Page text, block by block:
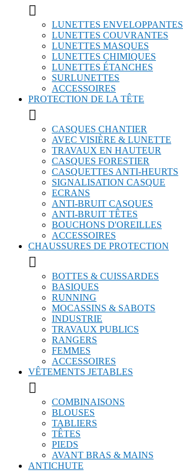

LUNETTES ENVELOPPANTES
LUNETTES COUVRANTES
LUNETTES MASQUES
LUNETTES CHIMIQUES
LUNETTES ÉTANCHES
SURLUNETTES
ACCESSOIRES
PROTECTION DE LA TÊTE

CASQUES CHANTIER
AVEC VISIÈRE & LUNETTE
TRAVAUX EN HAUTEUR
CASQUES FORESTIER
CASQUETTES ANTI-HEURTS
SIGNALISATION CASQUE
ECRANS
ANTI-BRUIT CASQUES
ANTI-BRUIT TÊTES
BOUCHONS D'OREILLES
ACCESSOIRES
CHAUSSURES DE PROTECTION

BOTTES & CUISSARDES
BASIQUES
RUNNING
MOCASSINS & SABOTS
INDUSTRIE
TRAVAUX PUBLICS
RANGERS
FEMMES
ACCESSOIRES
VÊTEMENTS JETABLES

COMBINAISONS
BLOUSES
TABLIERS
TÊTES
PIEDS
AVANT BRAS & MAINS
ANTICHUTE